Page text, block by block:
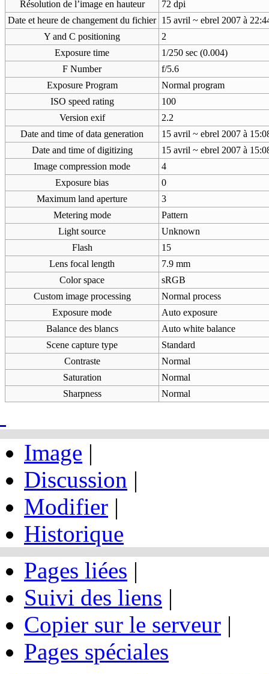
Résolution de l’image en hauteur
72 dpi
Date et heure de changement du fichier 15 avril ~ ebrel 2007 à
Y and C positioning
2
Exposure time
1/250 sec (0.004)
F Number
f/5.6
Exposure Program
Normal program
ISO speed rating
100
Version exif
2.2
Date and time of data generation
15 avril ~ ebrel 2007 à
Date and time of digitizing
15 avril ~ ebrel 2007 à
Image compression mode
4
Exposure bias
0
Maximum land aperture
3
Metering mode
Pattern
Light source
Unknown
Flash
15
Lens focal length
7.9 mm
Color space
sRGB
Custom image processing
Normal process
Exposure mode
Auto exposure
Balance des blancs
Auto white balance
Scene capture type
Standard
Contraste
Normal
Saturation
Normal
Sharpness
Normal
Image |
Discussion |
Modifier |
Historique
Pages liées |
Suivi des liens |
Copier sur le serveur |
Pages spéciales